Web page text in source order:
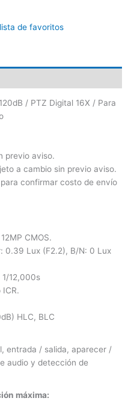
de favoritos
/ PTZ Digital 16X / Para
previo aviso.
a cambio sin previo aviso.
confirmar costo de envío
CMOS.
0.39 Lux (F2.2), B/N: 0 Lux
12,000s
HLC, BLC
entrada / salida, aparecer /
audio y detección de
máxima: